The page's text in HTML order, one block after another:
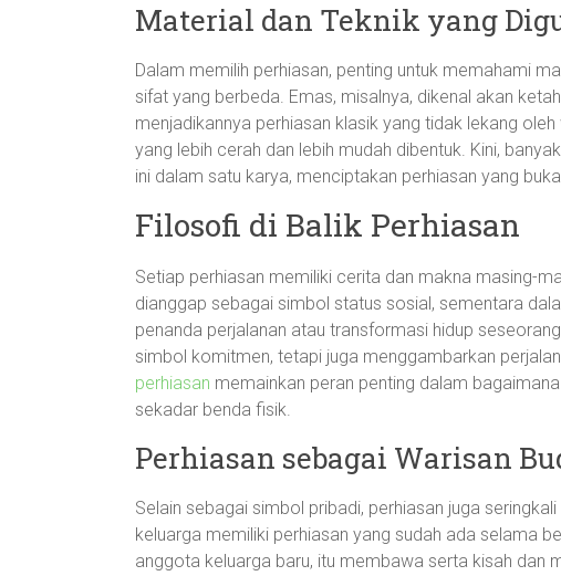
Material dan Teknik yang
Dalam memilih perhiasan, penting untuk memahami
sifat yang berbeda. Emas, misalnya, dikenal akan
menjadikannya perhiasan klasik yang tidak lekang
yang lebih cerah dan lebih mudah dibentuk. Kini,
ini dalam satu karya, menciptakan perhiasan yang
Filosofi di Balik Perhiasan
Setiap perhiasan memiliki cerita dan makna masing-
dianggap sebagai simbol status sosial, sementara
penanda perjalanan atau transformasi hidup
simbol komitmen, tetapi juga menggambarkan
perhiasan memainkan peran penting dalam
sekadar benda fisik.
Perhiasan sebagai Warisan
Selain sebagai simbol pribadi, perhiasan juga
keluarga memiliki perhiasan yang sudah ada selama
anggota keluarga baru, itu membawa serta kisah dan